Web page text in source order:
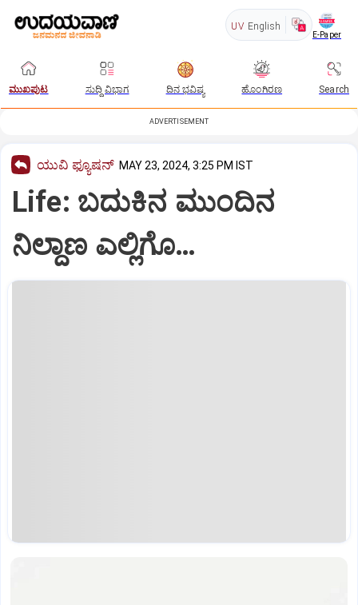
UV English
E-Paper
ಮುಖಪುಟ ಸುದ್ದಿ ವಿಭಾಗ ದಿನ ಭವಿಷ್ಯ ಹೊಂಗಿರಣ Search
ADVERTISEMENT
ಯುವಿ ಫ್ಯೂಷನ್ MAY 23, 2024, 3:25 PM IST
Life: ಬದುಕಿನ ಮುಂದಿನ
ನಿಲ್ದಾಣ ಎಲ್ಲಿಗೊ…